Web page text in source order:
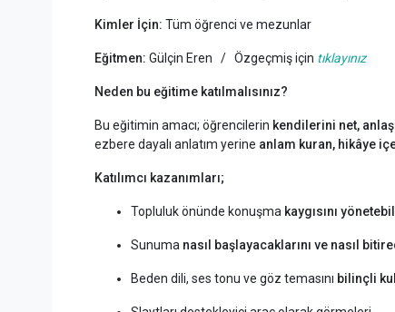
Kimler İçin: Tüm öğrenci ve mezunlar
Eğitmen: Gülçin Eren / Özgeçmiş için tıklayınız
Neden bu eğitime katılmalısınız?
Bu eğitimin amacı; öğrencilerin kendilerini net,
ezbere dayalı anlatım yerine anlam kuran, hikâye
Katılımcı kazanımları;
Topluluk önünde konuşma kaygısını
Sunuma nasıl başlayacaklarını ve nasıl
Beden dili, ses tonu ve göz temasını bilinçli